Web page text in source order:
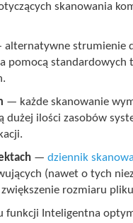
skanowania
strumienie
pomocą
— każde skanowanie
ilości zasobów
—dziennik
(nawet o tych
rozmiaru
funkcji Inteligentna